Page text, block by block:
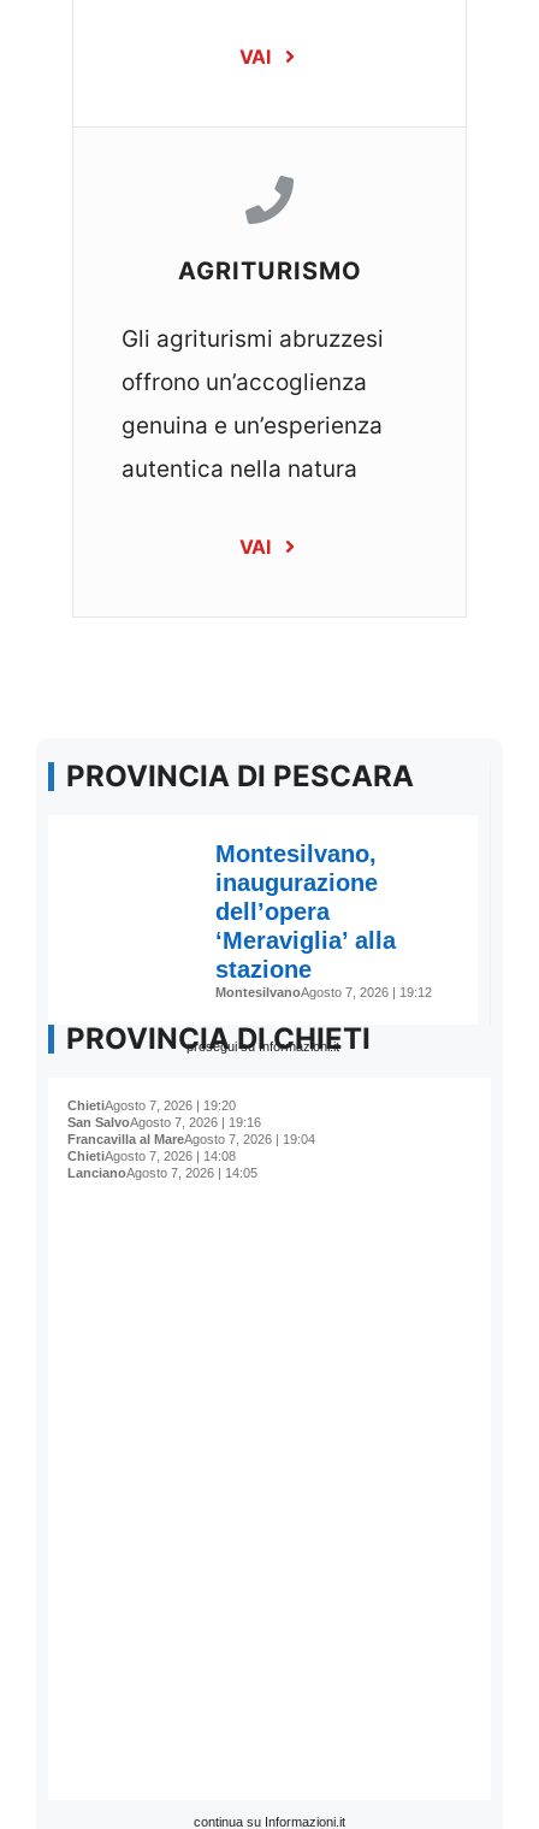
VAI
AGRITURISMO
Gli agriturismi abruzzesi
offrono un’accoglienza
genuina e un’esperienza
autentica nella natura
VAI
PROVINCIA DI PESCARA
prosegui su Informazioni.it
PROVINCIA DI CHIETI
continua su Informazioni.it